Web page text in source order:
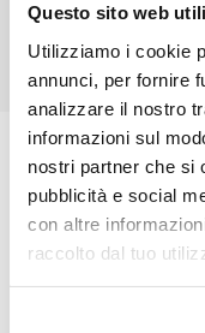
Questo sito web
Utilizziamo i cookie
annunci, per fornire
analizzare il nostro
informazioni sul
nostri partner che si
pubblicità e social
con altre
raccolto dal tuo